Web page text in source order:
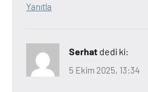
Yanıtla
Serhat dedi ki:
5 Ekim 2025, 13:34